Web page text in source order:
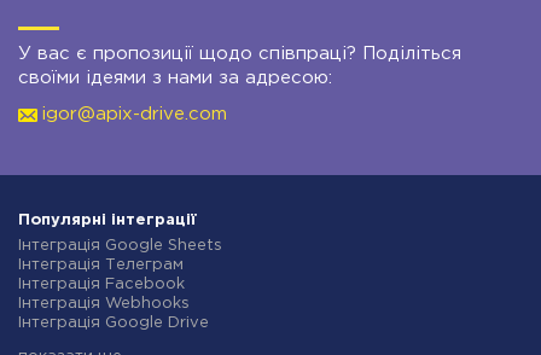
У вас є пропозиції щодо співпраці? Поділіться
своїми ідеями з нами за адресою:
igor@apix-drive.com
Популярні інтеграції
Інтеграція Google Sheets
Інтеграція Телеграм
Інтеграція Facebook
Інтеграція Webhooks
Інтеграція Google Drive